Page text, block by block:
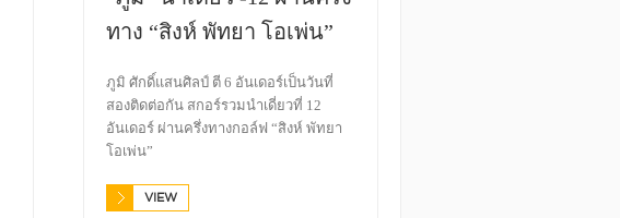
ทาง “สิงห์ พัทยา โอเพ่น”
ภูมิ ศักดิ์แสนศิลป์ ตี 6 อันเดอร์เป็นวันที่
สองติดต่อกัน สกอร์รวมนำเดี่ยวที่ 12
อันเดอร์ ผ่านครึ่งทางกอล์ฟ “สิงห์ พัทยา
โอเพ่น”
VIEW